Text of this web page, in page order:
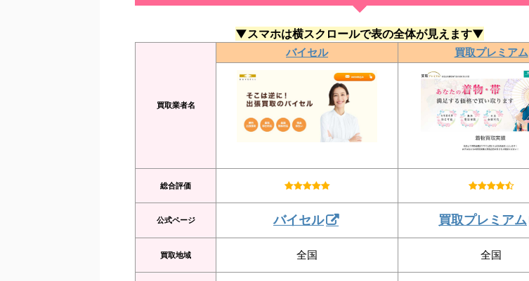
▼スマホは横スクロールで表の全体が見えます▼
買取業者名
バイセル 買取プレミアム
総合評価
公式ページ バイセル 買取プレミアム
買取地域 全国 全国